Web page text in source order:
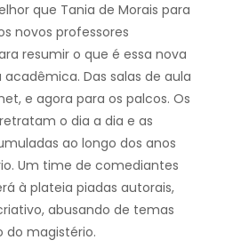
que Tania de Morais para
novos professores
resumir o que é essa nova
acadêmica. Das salas de aula
e agora para os palcos. Os
o dia a dia e as
ao longo dos anos
Um time de comediantes
à plateia piadas autorais,
abusando de temas
do magistério.